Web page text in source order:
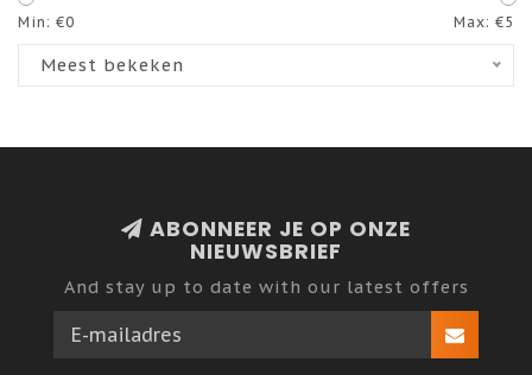
Min: €0 Max: €5
Meest bekeken
ABONNEER JE OP ONZE
NIEUWSBRIEF
And stay up to date with our latest offers